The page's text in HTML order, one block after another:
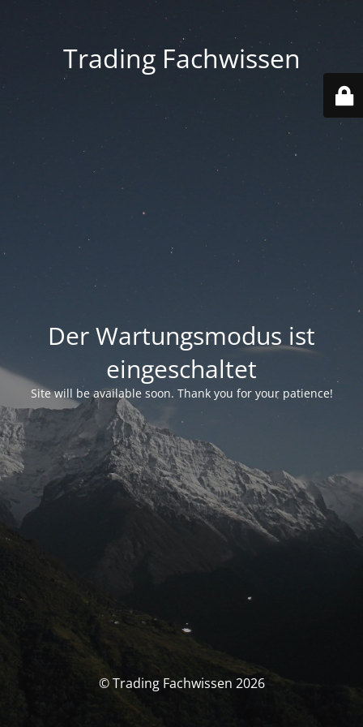
Trading Fachwissen
Der Wartungsmodus ist
eingeschaltet
Site will be available soon. Thank you for your patience!
© Trading Fachwissen 2026